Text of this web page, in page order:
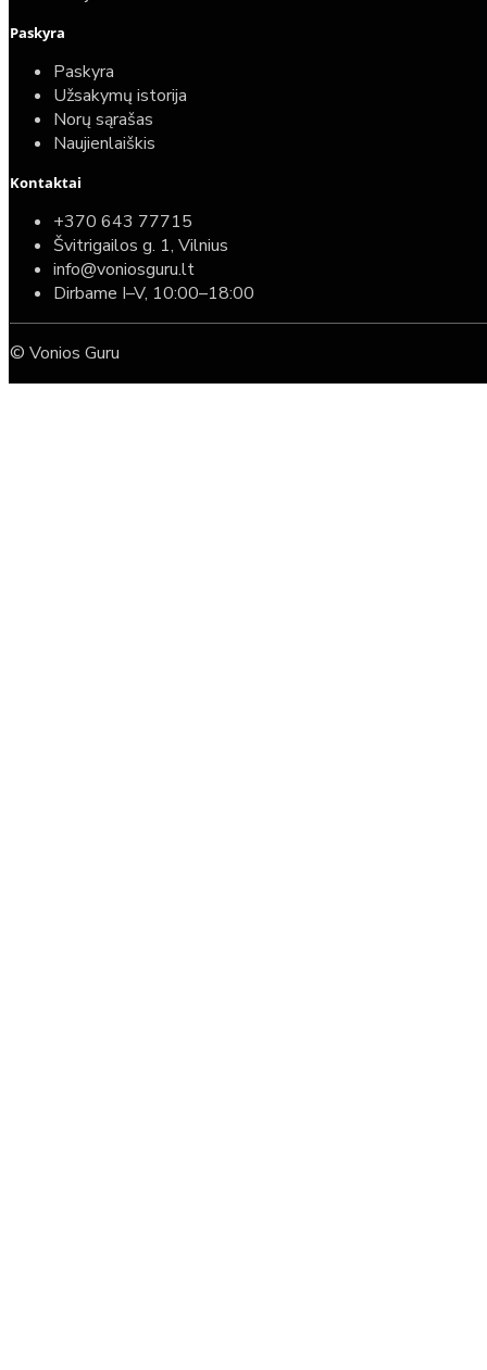
Paskyra
Paskyra
Užsakymų istorija
Norų sąrašas
Naujienlaiškis
Kontaktai
+370 643 77715
Švitrigailos g. 1, Vilnius
info@voniosguru.lt
Dirbame I–V, 10:00–18:00
© Vonios Guru